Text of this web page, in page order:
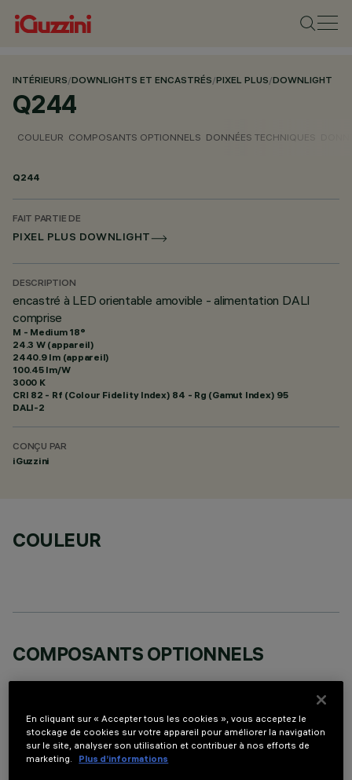
INTÉRIEURS/DOWNLIGHTS ET ENCASTRÉS/PIXEL PLUS/DOWNLIGHT
Q244
COULEUR COMPOSANTS OPTIONNELS DONNÉES TECHNIQUES
Q244
FAIT PARTIE DE
PIXEL PLUS DOWNLIGHT
DESCRIPTION
encastré à LED orientable amovible - alimentation DALI
comprise
M - Medium 18°
24.3 W (appareil)
2440.9 lm (appareil)
100.45 lm/W
3000 K
CRI 82 - Rf (Colour Fidelity Index) 84 - Rg (Gamut Index) 95
DALI-2
CONÇU PAR
iGuzzini
COULEUR
COMPOSANTS OPTIONNELS
DONNÉES TECHNIQUES
En cliquant sur « Accepter tous les cookies », vous acceptez le
stockage de cookies sur votre appareil pour améliorer la navigation
sur le site, analyser son utilisation et contribuer à nos efforts de
marketing.
Plus d’informations